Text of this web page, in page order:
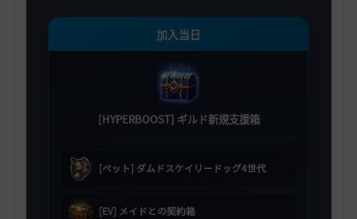
加入当日
[HYPERBOOST] ギルド新規支援箱
[ペット] ダムドスケイリードッグ4世代
[EV] メイドとの契約箱